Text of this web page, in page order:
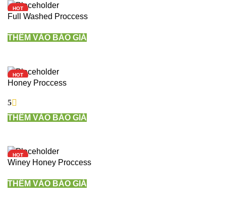
HOT
Full Washed Proccess
THÊM VÀO BÁO GIÁ
HOT
Honey Proccess
5
THÊM VÀO BÁO GIÁ
HOT
Winey Honey Proccess
THÊM VÀO BÁO GIÁ